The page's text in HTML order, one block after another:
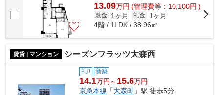
13.09万円 (管理費等：10,100円 )
敷金 1ヶ月 礼金
1ヶ月
4階 / 1LDK / 38.96㎡
賃貸 | マンション シーズンフラッツ大森西
礼0 新築
14.1万円～ 15.6万円
京急本線 「大森町 」駅 徒歩5分